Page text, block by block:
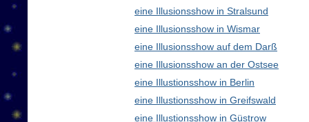
eine Illusionsshow in Stralsund
eine Illusionsshow in Wismar
eine Illusionsshow auf dem Darß
eine Illusionsshow an der Ostsee
eine Illustionsshow in Berlin
eine Illustionsshow in Greifswald
eine Illustionsshow in Güstrow